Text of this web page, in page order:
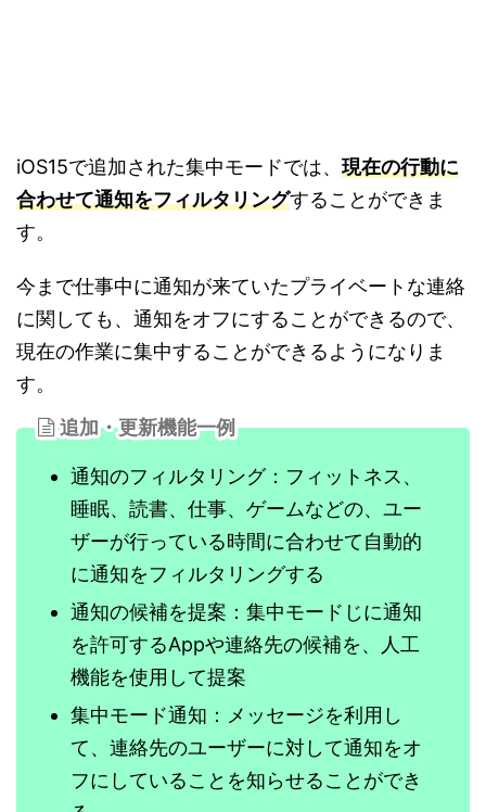
iOS15で追加された集中モードでは、 現在の行動に
合わせて通知をフィルタリングすることができま
す。
今まで仕事中に通知が来ていたプライベートな連絡
に関しても、通知をオフにすることができるので、
現在の作業に集中することができるようになりま
す。
追加・更新機能一例
通知のフィルタリング：フィットネス、
睡眠、読書、仕事、ゲームなどの、ユー
ザーが行っている時間に合わせて自動的
に通知をフィルタリングする
通知の候補を提案：集中モードじに通知
を許可するAppや連絡先の候補を、人工
機能を使用して提案
集中モード通知：メッセージを利用し
て、連絡先のユーザーに対して通知をオ
フにしていることを知らせることができ